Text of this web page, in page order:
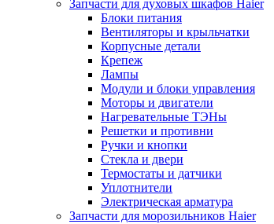
Запчасти для духовых шкафов Haier
Блоки питания
Вентиляторы и крыльчатки
Корпусные детали
Крепеж
Лампы
Модули и блоки управления
Моторы и двигатели
Нагревательные ТЭНы
Решетки и противни
Ручки и кнопки
Стекла и двери
Термостаты и датчики
Уплотнители
Электрическая арматура
Запчасти для морозильников Haier